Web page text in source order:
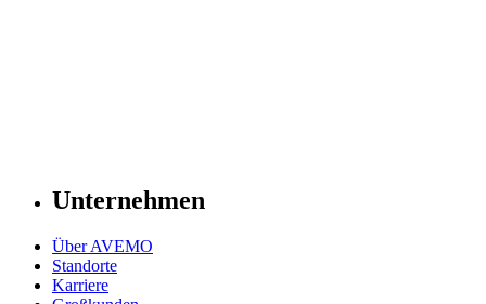
Unternehmen
Über AVEMO
Standorte
Karriere